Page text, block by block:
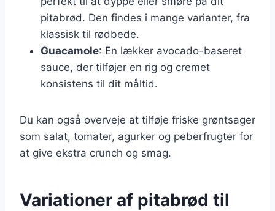
pitabrød. Den findes i mange varianter, fra
klassisk til rødbede.
Guacamole: En lækker avocado-baseret
sauce, der tilføjer en rig og cremet
konsistens til dit måltid.
Du kan også overveje at tilføje friske grøntsager
som salat, tomater, agurker og peberfrugter for
at give ekstra crunch og smag.
Variationer af pitabrød til